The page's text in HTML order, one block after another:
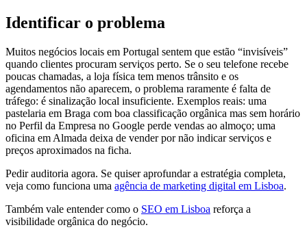
Identificar o problema
Muitos negócios locais em Portugal sentem que estão “invisíveis”
quando clientes procuram serviços perto. Se o seu telefone recebe
poucas chamadas, a loja física tem menos trânsito e os
agendamentos não aparecem, o problema raramente é falta de
tráfego: é sinalização local insuficiente. Exemplos reais: uma
pastelaria em Braga com boa classificação orgânica mas sem horário
no Perfil da Empresa no Google perde vendas ao almoço; uma
oficina em Almada deixa de vender por não indicar serviços e
preços aproximados na ficha.
Pedir auditoria agora. Se quiser aprofundar a estratégia completa,
veja como funciona uma agência de marketing digital em Lisboa.
Também vale entender como o SEO em Lisboa reforça a
visibilidade orgânica do negócio.